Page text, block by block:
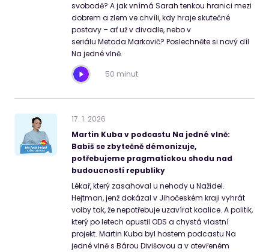
svobodě? A jak vnímá Sarah tenkou hranici mezi
dobrem a zlem ve chvíli, kdy hraje skutečné
postavy – ať už v divadle, nebo v
seriálu Metoda Markovič? Poslechněte si nový díl
Na jedné vlně.
50 minut
17. 1. 2026
Martin Kuba v podcastu Na jedné vlně:
Babiš se zbytečně démonizuje,
potřebujeme pragmatickou shodu nad
budoucností republiky
Lékař, který zasahoval u nehody u Nažidel.
Hejtman, jenž dokázal v Jihočeském kraji vyhrát
volby tak, že nepotřebuje uzavírat koalice. A politik,
který po letech opustil ODS a chystá vlastní
projekt. Martin Kuba byl hostem podcastu Na
jedné vlně s Bárou Divišovou a v otevřeném